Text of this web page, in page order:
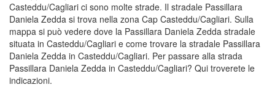
Casteddu/Cagliari ci sono molte strade. Il stradale Passillara
Daniela Zedda si trova nella zona Cap Casteddu/Cagliari. Sulla
mappa si può vedere dove la Passillara Daniela Zedda stradale
situata in Casteddu/Cagliari e come trovare la stradale Passillara
Daniela Zedda in Casteddu/Cagliari. Per passare alla strada
Passillara Daniela Zedda in Casteddu/Cagliari? Qui troverete le
indicazioni.